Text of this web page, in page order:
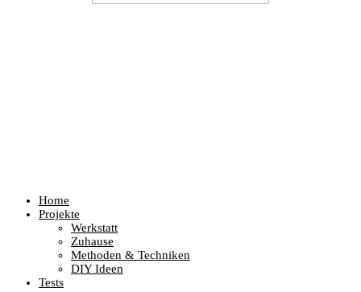
Home
Projekte
Werkstatt
Zuhause
Methoden & Techniken
DIY Ideen
Tests